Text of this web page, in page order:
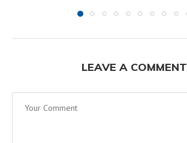
LEAVE A COMMENT